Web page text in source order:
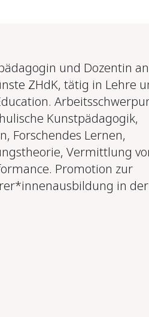
und Dozentin
ZHdK, tätig in Lehre
Kunstpädagogik,
Forschendes Lernen,
Vermittlung
Promotion zur
in der